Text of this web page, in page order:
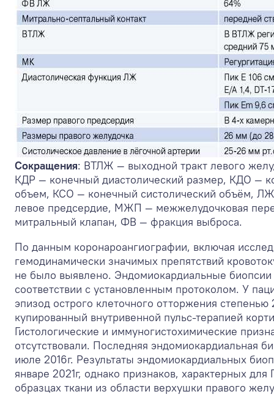
Сокращения: ВТЛЖ — выходной тракт левого
КДР — конечный диастолический размер, КДО —
объем, КСО — конечный систолический объём,
левое предсердие, МЖП — межжелудочковая
митральный клапан, ФВ — фракция выброса.
По данным коронароангиографии, включая
гемодинамически значимых препятствий
не было выявлено. Эндомиокардиальные биопсии
соответствии с установленным протоколом. У
эпизод острого клеточного отторжения степенью
купированный внутривенной пульс-терапией
Гистологические и иммуногистохимические
отсутствовали. Последняя эндомиокардиальная
июле 2016г. Результаты эндомиокардиальных
январе 2021г, однако признаков, характерных
образцах ткани из области верхушки правого